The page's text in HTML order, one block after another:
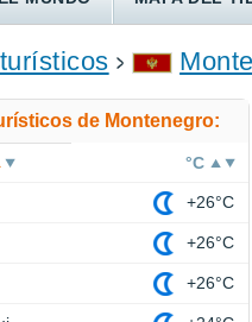
UN HOTEL
de Montenegro:
°C
+26°C
+26°C
+26°C